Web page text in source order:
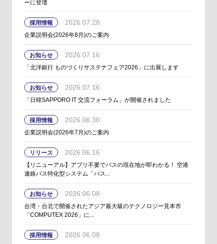
ーに登壇
採用情報 2026.07.28
企業説明会(2026年8月)のご案内
お知らせ 2026.07.16
「北洋銀行 ものづくりサステナフェア2026」に出展します
お知らせ 2026.07.16
「日韓SAPPORO IT 交流フォーラム」が開催されました
採用情報 2026.06.30
企業説明会(2026年7月)のご案内
リリース 2026.06.16
【リニューアル】アプリ不要でバスの現在地が即わかる！ 空港
連絡バス特化型システム「バス...
お知らせ 2026.06.08
台湾・台北で開催されたアジア最大級のテクノロジー見本市
「COMPUTEX 2026」に...
採用情報 2026.06.08